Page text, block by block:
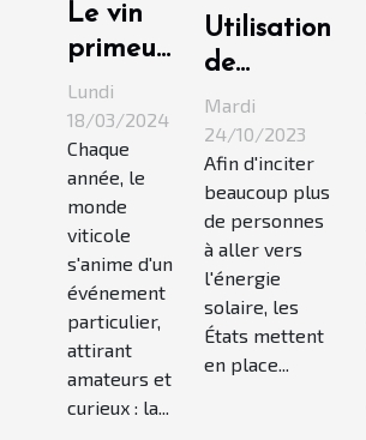
Le vin
primeur
et son
rôle
dans le
tourisme
viticole
Lundi
18/03/2024
Chaque
année, le
monde
viticole
s'anime d'un
événement
particulier,
attirant
amateurs et
curieux : la...
Utilisation
de
panneaux
solaires
chez soi :
Avantages
fiscaux et
aides
Mardi
24/10/2023
Afin d'inciter
beaucoup plus
de personnes
à aller vers
l'énergie
solaire, les
États mettent
en place...